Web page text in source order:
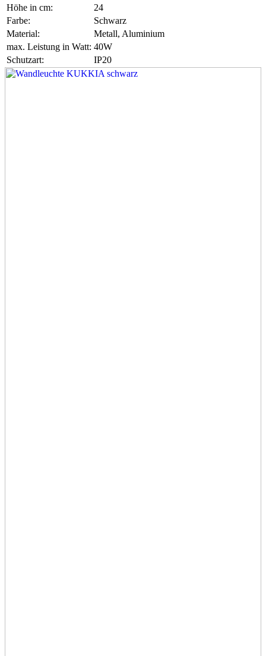
Höhe in cm:
24
Farbe:
Schwarz
Material:
Metall, Aluminium
max. Leistung in Watt: 40W
Schutzart:
IP20